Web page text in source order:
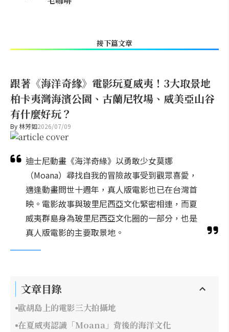
接下篇文章
跟著《海洋奇緣》電影玩夏威夷！3大取景地
柏卡夷灣海濱公園、古蘭尼牧場、威美亞山谷
有什麼好玩？
By林芳如2026/07/09
迪士尼動畫《海洋奇緣》以勇敢少女莫娜
（Moana）尋找自我的冒險故事受到觀眾喜愛，
適逢動畫問世十週年，真人版電影也已在台灣首
映。電影故事與玻里尼西亞文化緊密相連，而夏
威夷群島身為玻里尼西亞文化圈的一部分，也是
真人版電影的主要取景地。
文章目錄
歐胡島上的電影三大拍攝地
在夏威夷認識「Moana」背後的海洋文化